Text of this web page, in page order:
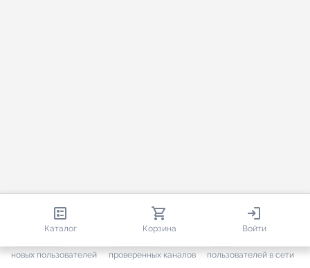
Каталог Корзина Войти
813 100
новых пользователей проверенных каналов пользователей в сети